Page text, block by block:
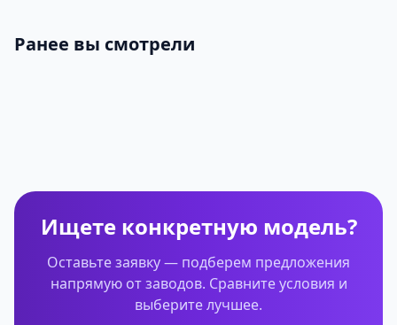
Ранее вы смотрели
Ищете конкретную модель?
Оставьте заявку — подберем предложения
напрямую от заводов. Сравните условия и
выберите лучшее.